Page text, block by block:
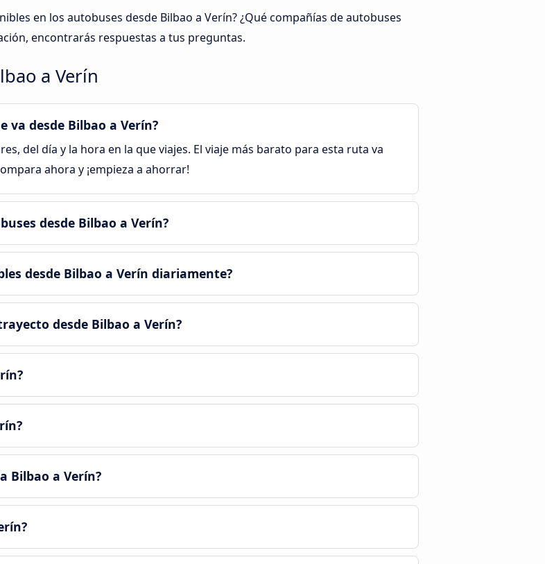
en los autobuses desde Bilbao a Verín? ¿Qué compañías de autobuses
encontrarás respuestas a tus preguntas.
a Verín
va desde Bilbao a Verín?
del día y la hora en la que viajes. El viaje más barato para esta ruta va
ahora y ¡empieza a ahorrar!
desde Bilbao a Verín?
desde Bilbao a Verín diariamente?
desde Bilbao a Verín?
Bilbao a Verín?